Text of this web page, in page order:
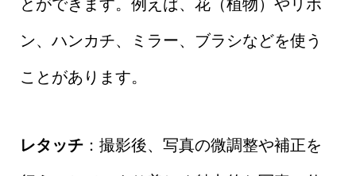
とができます。例えば、花（植物）やリボ
ン、ハンカチ、ミラー、ブラシなどを使う
ことがあります。
レタッチ ：撮影後、写真の微調整や補正を